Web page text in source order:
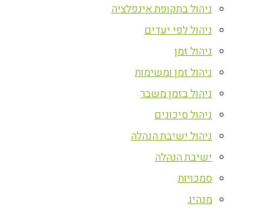
ניהול בתקופת אינפלציה
ניהול לפי יעדים
ניהול זמן
ניהול זמן ומשימות
ניהול בזמן משבר
ניהול סיכונים
ניהול ישיבת הנהלה
ישיבת הנהלה
סמכויות
מנהיג